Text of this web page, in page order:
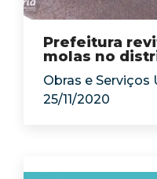
Prefeitura
molas no
Obras e Serviços
25/11/2020